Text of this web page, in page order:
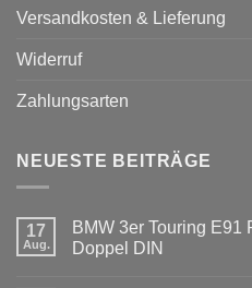
Versandkosten & Lieferung
Widerruf
Zahlungsarten
NEUESTE BEITRÄGE
17
Aug.
BMW 3er Touring E91
Doppel DIN